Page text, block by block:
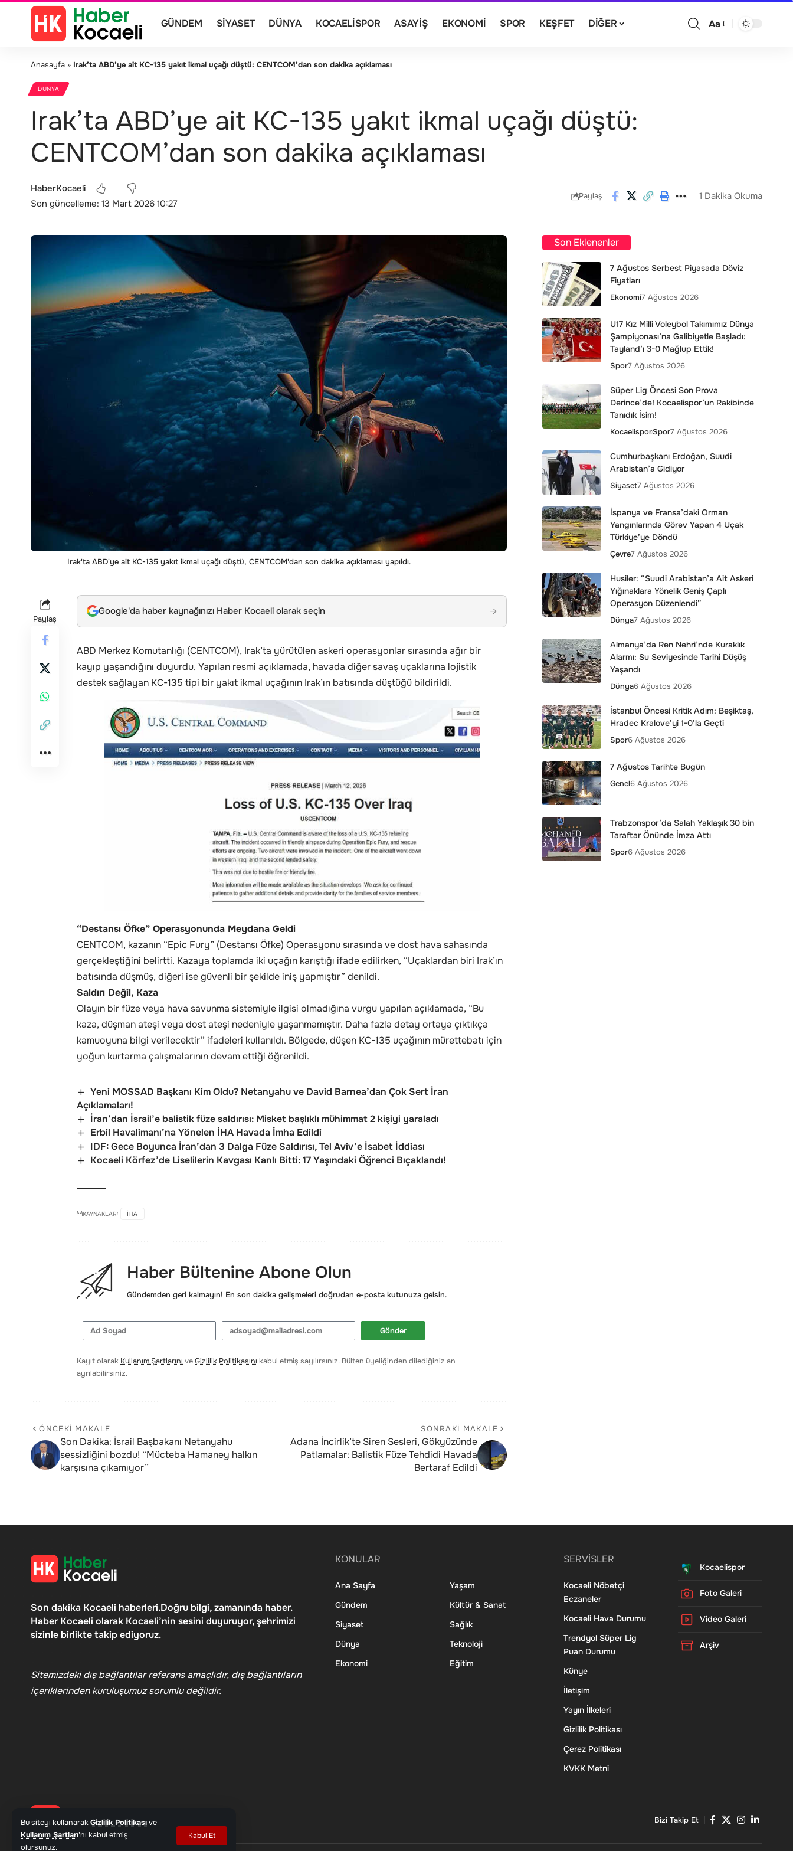
Bu siteyi kullanarakGizlilik Politikasıve
Kullanım Şartları'nı kabul etmiş
olursunuz.
Kabul Et
GÜNDEM SIYASET DÜNYA KOCAELISPOR ASAYIŞ EKONOMI SPOR KEŞFET DIĞER Aa
Anasayfa » Irak’ta ABD’ye ait KC-135 yakıt ikmal uçağı düştü: CENTCOM’dan son dakika açıklaması
DÜNYA
Irak’ta ABD’ye ait KC-135 yakıt ikmal uçağı düştü:
CENTCOM’dan son dakika açıklaması
Son güncelleme: 13 Mart 2026 10:27
HaberKocaeli
Paylaş 1 Dakika Okuma
Irak'ta ABD'ye ait KC-135 yakıt ikmal uçağı düştü, CENTCOM'dan son dakika açıklaması yapıldı.
Paylaş
Google'da haber kaynağınızı Haber Kocaeli olarak seçin →
ABD Merkez Komutanlığı (CENTCOM), Irak’ta yürütülen askeri operasyonlar sırasında ağır bir
kayıp yaşandığını duyurdu. Yapılan resmi açıklamada, havada diğer savaş uçaklarına lojistik
destek sağlayan KC-135 tipi bir yakıt ikmal uçağının Irak’ın batısında düştüğü bildirildi.
“Destansı Öfke” Operasyonunda Meydana Geldi
CENTCOM, kazanın “Epic Fury” (Destansı Öfke) Operasyonu sırasında ve dost hava sahasında
gerçekleştiğini belirtti. Kazaya toplamda iki uçağın karıştığı ifade edilirken, “Uçaklardan biri Irak’ın
batısında düşmüş, diğeri ise güvenli bir şekilde iniş yapmıştır” denildi.
Saldırı Değil, Kaza
Olayın bir füze veya hava savunma sistemiyle ilgisi olmadığına vurgu yapılan açıklamada, “Bu
kaza, düşman ateşi veya dost ateşi nedeniyle yaşanmamıştır. Daha fazla detay ortaya çıktıkça
kamuoyuna bilgi verilecektir” ifadeleri kullanıldı. Bölgede, düşen KC-135 uçağının mürettebatı için
yoğun kurtarma çalışmalarının devam ettiği öğrenildi.
Yeni MOSSAD Başkanı Kim Oldu? Netanyahu ve David Barnea’dan Çok Sert İran
Açıklamaları!
İran’dan İsrail’e balistik füze saldırısı: Misket başlıklı mühimmat 2 kişiyi yaraladı
Erbil Havalimanı’na Yönelen İHA Havada İmha Edildi
IDF: Gece Boyunca İran’dan 3 Dalga Füze Saldırısı, Tel Aviv’e İsabet İddiası
Kocaeli Körfez’de Liselilerin Kavgası Kanlı Bitti: 17 Yaşındaki Öğrenci Bıçaklandı!
KAYNAKLAR: IHA
Haber Bültenine Abone Olun
Gündemden geri kalmayın! En son dakika gelişmeleri doğrudan e-posta kutunuza gelsin.
Gönder
Kayıt olarak Kullanım ŞartlarınıveGizlilik Politikasını kabul etmiş sayılırsınız. Bülten üyeliğinden dilediğiniz an
ayrılabilirsiniz.
ÖNCEKI MAKALE
Son Dakika: İsrail Başbakanı Netanyahu
sessizliğini bozdu! “Mücteba Hamaney halkın
karşısına çıkamıyor”
SONRAKI MAKALE
Adana İncirlik’te Siren Sesleri, Gökyüzünde
Patlamalar: Balistik Füze Tehdidi Havada
Bertaraf Edildi
Son Eklenenler
7 Ağustos Serbest Piyasada Döviz
Fiyatları
Ekonomi7 Ağustos 2026
U17 Kız Milli Voleybol Takımımız Dünya
Şampiyonası’na Galibiyetle Başladı:
Tayland’ı 3-0 Mağlup Ettik!
Spor7 Ağustos 2026
Süper Lig Öncesi Son Prova
Derince’de! Kocaelispor’un Rakibinde
Tanıdık İsim!
KocaelisporSpor7 Ağustos 2026
Cumhurbaşkanı Erdoğan, Suudi
Arabistan’a Gidiyor
Siyaset7 Ağustos 2026
İspanya ve Fransa’daki Orman
Yangınlarında Görev Yapan 4 Uçak
Türkiye’ye Döndü
Çevre7 Ağustos 2026
Husiler: “Suudi Arabistan’a Ait Askeri
Yığınaklara Yönelik Geniş Çaplı
Operasyon Düzenlendi”
Dünya7 Ağustos 2026
Almanya’da Ren Nehri’nde Kuraklık
Alarmı: Su Seviyesinde Tarihi Düşüş
Yaşandı
Dünya6 Ağustos 2026
İstanbul Öncesi Kritik Adım: Beşiktaş,
Hradec Kralove’yi 1-0’la Geçti
Spor6 Ağustos 2026
7 Ağustos Tarihte Bugün
Genel6 Ağustos 2026
Trabzonspor’da Salah Yaklaşık 30 bin
Taraftar Önünde İmza Attı
Spor6 Ağustos 2026
Son dakika Kocaeli haberleri.Doğru bilgi, zamanında haber.
Haber Kocaeli olarak Kocaeli’nin sesini duyuruyor, şehrimizi
sizinle birlikte takip ediyoruz.
Sitemizdeki dış bağlantılar referans amaçlıdır, dış bağlantıların
içeriklerinden kuruluşumuz sorumlu değildir.
KONULAR
Ana Sayfa
Gündem
Siyaset
Dünya
Ekonomi
Yaşam
Kültür & Sanat
Sağlık
Teknoloji
Eğitim
SERVİSLER
Kocaeli Nöbetçi
Eczaneler
Kocaeli Hava Durumu
Trendyol Süper Lig
Puan Durumu
Künye
İletişim
Yayın İlkeleri
Gizlilik Politikası
Çerez Politikası
KVKK Metni
Kocaelispor
Foto Galeri
Video Galeri
Arşiv
Bizi Takip Et